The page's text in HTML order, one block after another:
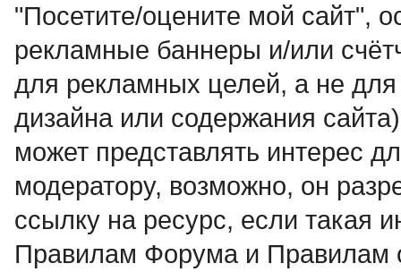
"Посетите/оцените мой сайт",
рекламные баннеры и/или
для рекламных целей, а не для
дизайна или содержания
может пpедставлять интеpес
модеpатоpy, возможно, он
ссылку на ресурс, если такая
Правилам Форума и Правилам